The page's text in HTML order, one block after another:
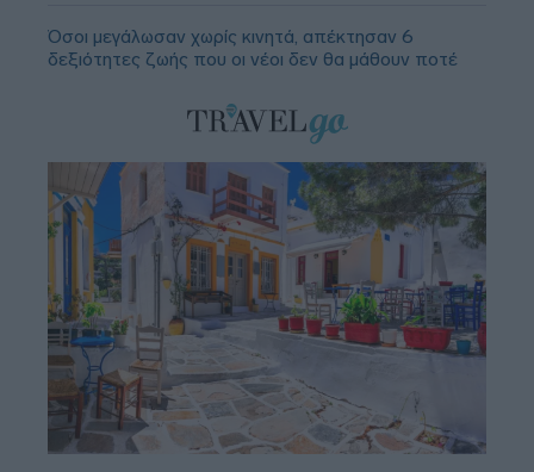
Όσοι μεγάλωσαν χωρίς κινητά, απέκτησαν 6
δεξιότητες ζωής που οι νέοι δεν θα μάθουν ποτέ